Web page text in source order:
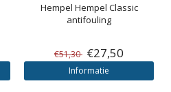
Hempel Hempel Classic
antifouling
€51,30 €27,50
Informatie